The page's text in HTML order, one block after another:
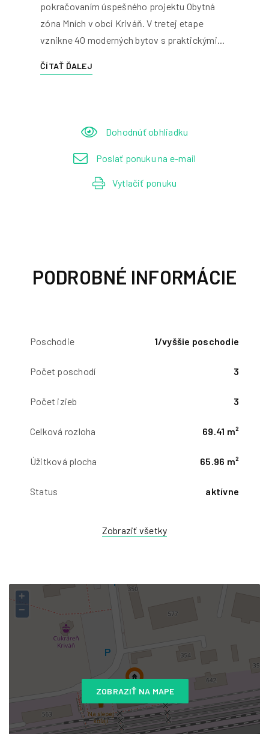
pokračovaním úspešného projektu Obytná
zóna Mních v obci Kriváň. V tretej etape
vznikne 40 moderných bytov s praktickými...
ČÍTAŤ ĎALEJ
Dohodnúť obhliadku
Poslať ponuku na e-mail
Vytlačiť ponuku
PODROBNÉ INFORMÁCIE
Poschodie 1/vyššie poschodie
Počet poschodí 3
Počet izieb 3
Celková rozloha 69.41 m²
Úžitková plocha 65.96 m²
Status aktívne
Zobraziť všetky
ZOBRAZIŤ NA MAPE
+
−